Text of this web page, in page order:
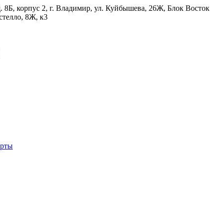
8Б, корпус 2, г. Владимир, ул. ​Куйбышева, 26Ж, Блок Восток
8Ж, к3